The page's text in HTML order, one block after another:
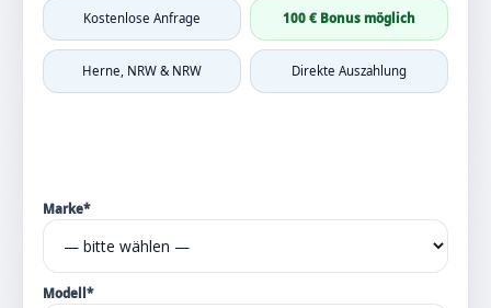
Kostenlose Anfrage 100 € Bonus möglich
Herne, NRW & NRW Direkte Auszahlung
Marke*
Modell*